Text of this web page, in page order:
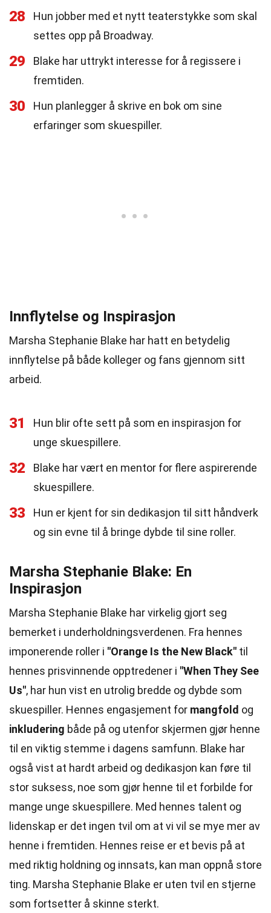
28
Hun jobber med et nytt teaterstykke som skal
settes opp på Broadway.
29
Blake har uttrykt interesse for å regissere i
fremtiden.
30
Hun planlegger å skrive en bok om sine
erfaringer som skuespiller.
Innflytelse og Inspirasjon
Marsha Stephanie Blake har hatt en betydelig
innflytelse på både kolleger og fans gjennom sitt
arbeid.
31
Hun blir ofte sett på som en inspirasjon for
unge skuespillere.
32
Blake har vært en mentor for flere aspirerende
skuespillere.
33
Hun er kjent for sin dedikasjon til sitt håndverk
og sin evne til å bringe dybde til sine roller.
Marsha Stephanie Blake: En
Inspirasjon
Marsha Stephanie Blake har virkelig gjort seg
bemerket i underholdningsverdenen. Fra hennes
imponerende roller i "Orange Is the New Black" til
hennes prisvinnende opptredener i "When They See
Us", har hun vist en utrolig bredde og dybde som
skuespiller. Hennes engasjement for mangfold og
inkludering både på og utenfor skjermen gjør henne
til en viktig stemme i dagens samfunn. Blake har
også vist at hardt arbeid og dedikasjon kan føre til
stor suksess, noe som gjør henne til et forbilde for
mange unge skuespillere. Med hennes talent og
lidenskap er det ingen tvil om at vi vil se mye mer av
henne i fremtiden. Hennes reise er et bevis på at
med riktig holdning og innsats, kan man oppnå store
ting. Marsha Stephanie Blake er uten tvil en stjerne
som fortsetter å skinne sterkt.